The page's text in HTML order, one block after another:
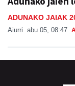
ADUNAKO JAIAK
Aiurri abu 05, 08:47